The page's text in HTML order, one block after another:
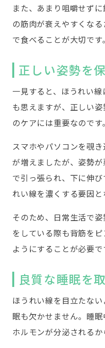
また、あまり咀嚼せず
の筋肉が衰えやすくな
で食べることが大切です。
正しい姿勢を
一見すると、ほうれい
も思えますが、正しい
のケアには重要なのです。
スマホやパソコンを覗
が増えましたが、姿勢
で引っ張られ、下に伸
れい線を濃くする要因と
そのため、日常生活で
をしている際も背筋を
ようにすることが必要で
良質な睡眠を
ほうれい線を目立たな
眠も欠かせません。睡
ホルモンが分泌されるか